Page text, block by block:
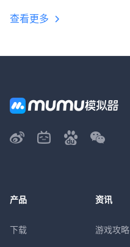
查看更多
产品
下载
资讯
游戏攻略